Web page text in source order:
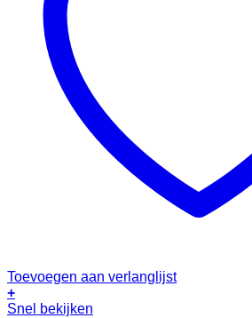
Toevoegen aan verlanglijst
+
Snel bekijken